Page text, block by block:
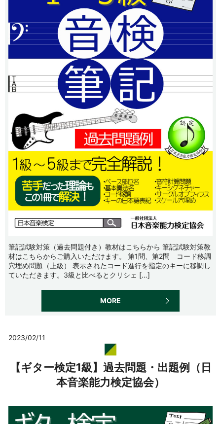
筆記試験対策（過去問題付き）教材はこちらから 筆記試験対策教
材はこちらからご購入いただけます。 第1問、第2問 コード移調
穴埋め問題（上級） 表示されたコード進行を指定のキーに移調し
ていただきます。3級と比べるとクリシェ […]
MORE
2023/02/11
【ギター検定1級】過去問題・出題例（日
本音楽能力検定協会）